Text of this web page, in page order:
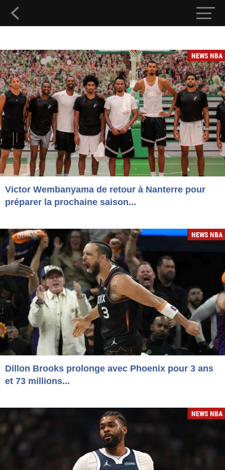
NEWS NBA
Victor Wembanyama de retour à Nanterre pour
préparer la prochaine saison...
NEWS NBA
Dillon Brooks prolonge avec Phoenix pour 3 ans
et 73 millions...
NEWS NBA